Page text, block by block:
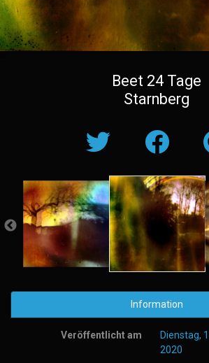
Beet 24 Tage
Starnberg
Information
Veröffentlicht am
Dienstag,
2020